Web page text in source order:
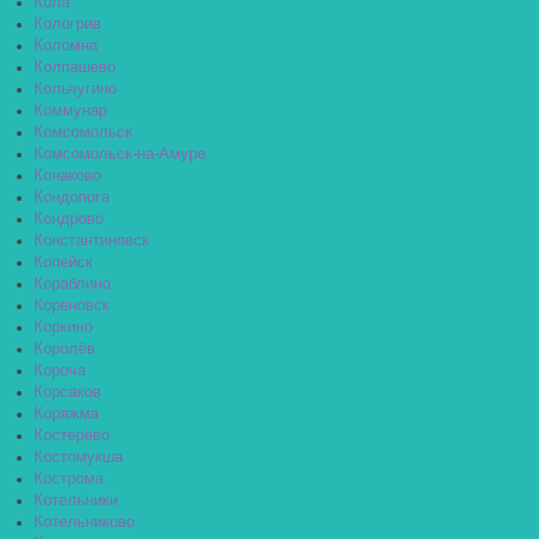
Кологрив
Коломна
Колпашево
Кольчугино
Коммунар
Комсомольск
Комсомольск-на-Амуре
Конаково
Кондопога
Кондрово
Константиновск
Копейск
Кораблино
Кореновск
Коркино
Королёв
Короча
Корсаков
Коряжма
Костерёво
Костомукша
Кострома
Котельники
Котельниково